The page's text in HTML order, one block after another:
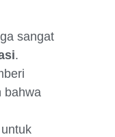
sangat
.
bahwa